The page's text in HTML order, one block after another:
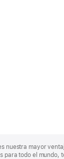
nuestra mayor
todo el mundo,